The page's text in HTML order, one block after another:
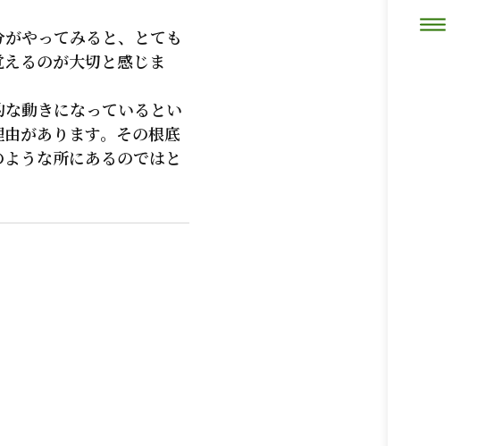
やってみると、とても
るのが大切と感じま
動きになっているとい
があります。その根底
うな所にあるのではと